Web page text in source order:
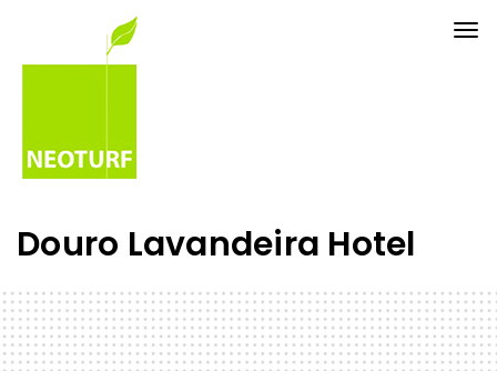
Douro Lavandeira Hotel